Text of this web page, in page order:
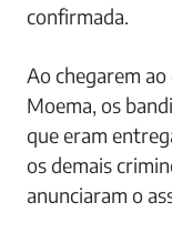
confirmada.
Ao chegarem
Moema, os
que eram
os demais
anunciaram o